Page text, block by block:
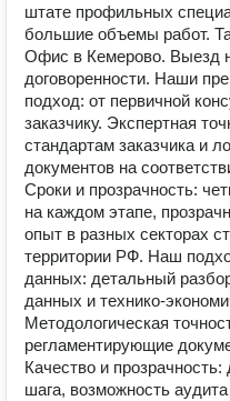
штате профильных
большие объемы работ.
Офис в Кемерово. Выезд
договоренности. Наши
подход: от первичной
заказчику. Экспертная
стандартам заказчика и
документов на
Сроки и прозрачность:
на каждом этапе,
опыт в разных секторах
территории РФ. Наш
данных: детальный
данных и технико-
Методологическая
регламентирующие
Качество и
шага, возможность